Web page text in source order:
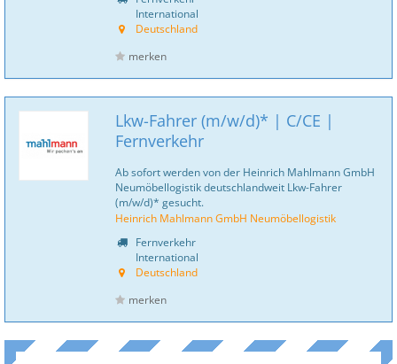
International
Deutschland
merken
Lkw-Fahrer (m/w/d)* | C/CE |
Fernverkehr
Ab sofort werden von der Heinrich Mahlmann GmbH
Neumöbellogistik deutschlandweit Lkw-Fahrer
(m/w/d)* gesucht.
Heinrich Mahlmann GmbH Neumöbellogistik
Fernverkehr
International
Deutschland
merken